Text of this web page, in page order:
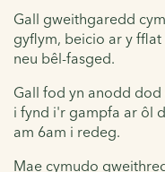
Gall gweithgaredd
gyflym, beicio ar y
neu bêl-fasged.
Gall fod yn anodd
i fynd i'r gampfa ar ôl
am 6am i redeg.
Mae cymudo